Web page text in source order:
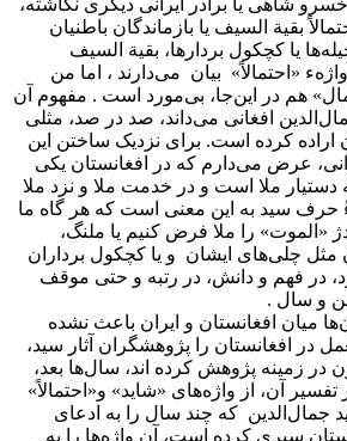
شاهی یا برادر ایرانی دیگری نگاشته،
بقیة السیف یا بازماندگان باطنیان
یا کچکول بردارها، بقیة السیف
«احتمالاً» بیان می‌دارند ، اما من
هم در این‌جا، بی‌مورد است . مفهوم آن
افغانی می‌داند، صد در صد، مثلی
اراده کرده است. برای نزدیک ساختن این
عرض می‌دارم که در افغانستان یکی
ملا است و در خدمت ملا و نزد ملا
حرف سید به این معنی است که هر گاه ما
دژ «الموت» را ملا فرض کنیم یا ملنگ،
مثل چلی‌های ایشان و یا کچکول برداران
در فهم و دانش، در رتبه و حتی موقف
و سال .
میان افغانستان و ایران باعث نشده
در افغانستان را پژوهشگران آثار سید،
در زمینه پژوهش کرده اند، سال‌ها بعد،
تفسیر آن، از واژه‌های «شاید» و«احتمالاً»
جمال‌الدین که چند سال را به ادعای
سپری کرده است، آن واژه‌ها را به